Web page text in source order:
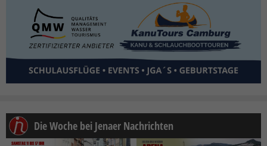
Die Woche bei Jenaer Nachrichten